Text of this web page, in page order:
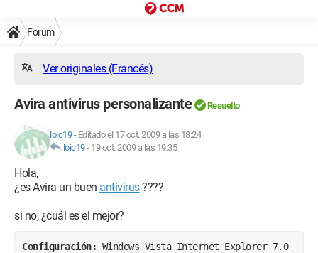
Forum
Ver originales (Francés)
Avira antivirus personalizante Resuelto
loic19- Editado el 17 oct. 2009 a las 18:24
loic19- 19 oct. 2009 a las 19:35
Hola,
¿es Avira un buen antivirus????
si no, ¿cuál es el mejor?
Configuración: Windows Vista Internet Explorer 7.0